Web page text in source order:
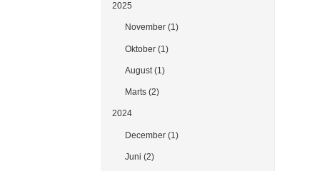
2025
November (1)
Oktober (1)
August (1)
Marts (2)
2024
December (1)
Juni (2)